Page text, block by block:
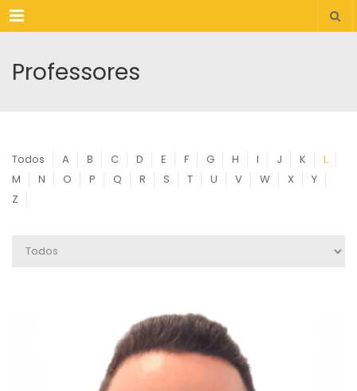
Menu
Professores
Todos A B C D E F G H I J K
L
M
N O P Q R S T U V W X
Y
Z